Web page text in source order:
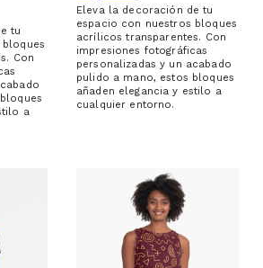
CON CAPUCHA (2)
LIGERAS CON CAPUCHA (1)
tu
Con
a
Eleva la decoración de tu
espacio con nuestros bloques
acrílicos transparentes. Con
impresiones fotográficas
personalizadas y un acabado
pulido a mano, estos bloques
añaden elegancia y estilo a
cualquier entorno.